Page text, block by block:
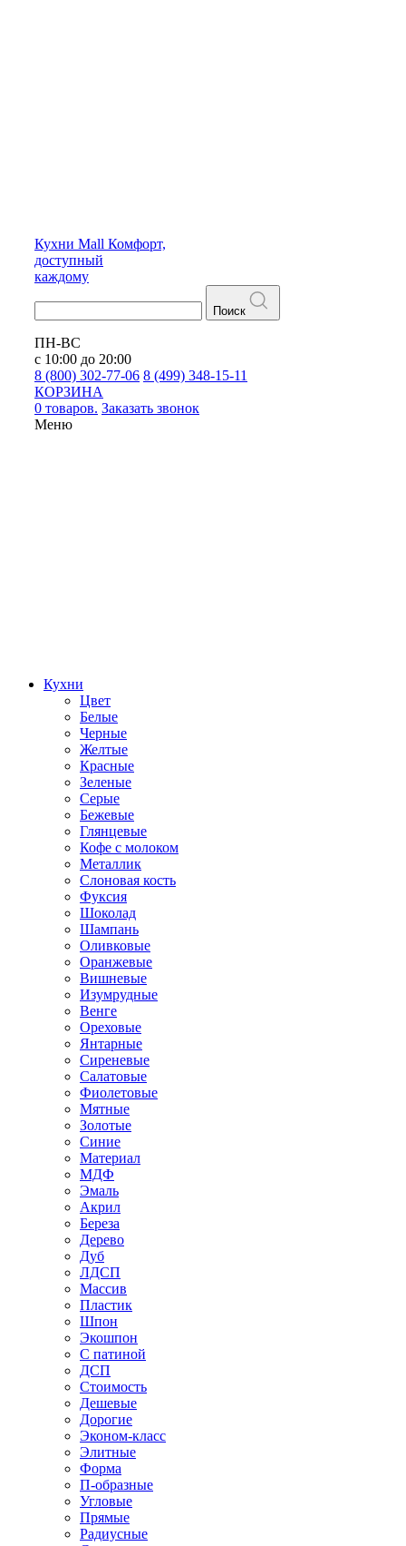
Кухни Mall Комфорт,
доступный
каждому
Поиск
ПН-ВС
с 10:00 до 20:00
8 (800) 302-77-06 8 (499) 348-15-11
КОРЗИНА
0 товаров. Заказать звонок
Меню
Кухни
Цвет
Белые
Черные
Желтые
Красные
Зеленые
Серые
Бежевые
Глянцевые
Кофе с молоком
Металлик
Слоновая кость
Фуксия
Шоколад
Шампань
Оливковые
Оранжевые
Вишневые
Изумрудные
Венге
Ореховые
Янтарные
Сиреневые
Салатовые
Фиолетовые
Мятные
Золотые
Синие
Материал
МДФ
Эмаль
Акрил
Береза
Дерево
Дуб
ЛДСП
Массив
Пластик
Шпон
Экошпон
С патиной
ДСП
Стоимость
Дешевые
Дорогие
Эконом-класс
Элитные
Форма
П-образные
Угловые
Прямые
Радиусные